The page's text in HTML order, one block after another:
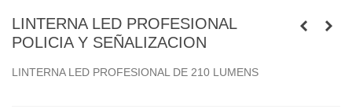
LINTERNA LED PROFESIONAL
POLICIA Y SEÑALIZACION
LINTERNA LED PROFESIONAL DE 210 LUMENS